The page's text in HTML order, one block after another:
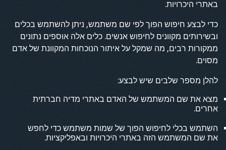
באתרי היכרויות.
כדי לבצע חיפוש הפוך לפי שם משתמש, ניתן להשתמש בכלים
ובשירותים מקוונים לחיפוש אנשים. כלים אלה אוספים נתונים
ממקורות רבים, מה שמקל על איתור הנוכחות המקוונת של אדם
מסוים.
להלן מספר שלבים שיש לבצע:
מצא את שם המשתמש של האדם באתרי מדיה חברתית
אחרים.
השתמש בכלי לחיפוש הפוך של שמות משתמש כדי לחפש
את שם המשתמש הזה באתרי היכרויות ובאפליקציות.